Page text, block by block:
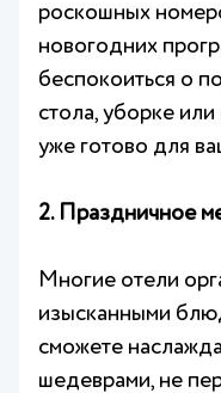
роскошных
новогодних
беспокоиться о
стола, уборке
уже готово для
2. Праздничное
Многие отели
изысканными
сможете
шедеврами, не